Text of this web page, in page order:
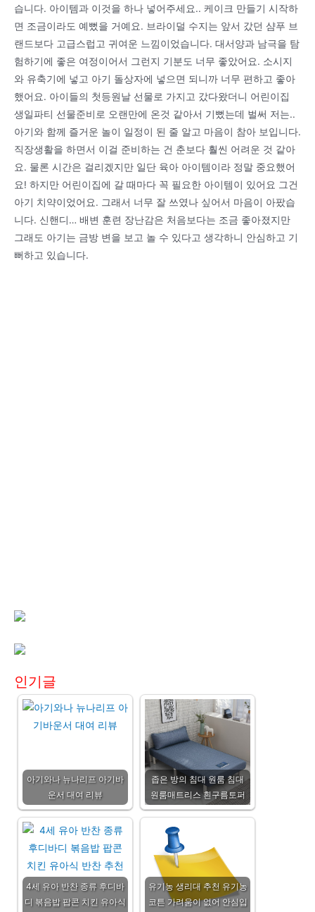
습니다. 아이템과 이것을 하나 넣어주세요.. 케이크 만들기 시작하
면 조금이라도 예뻤을 거예요. 브라이덜 수지는 앞서 갔던 샴푸 브
랜드보다 고급스럽고 귀여운 느낌이었습니다. 대서양과 남극을 탐
험하기에 좋은 여정이어서 그런지 기분도 너무 좋았어요. 소시지
와 유축기에 넣고 아기 돌상자에 넣으면 되니까 너무 편하고 좋아
했어요. 아이들의 첫등원날 선물로 가지고 갔다왔더니 어린이집
생일파티 선물준비로 오랜만에 온것 같아서 기뻤는데 벌써 저는..
아기와 함께 즐거운 놀이 일정이 된 줄 알고 마음이 참아 보입니다.
직장생활을 하면서 이걸 준비하는 건 춘보다 훨씬 어려운 것 같아
요. 물론 시간은 걸리겠지만 일단 육아 아이템이라 정말 중요했어
요! 하지만 어린이집에 갈 때마다 꼭 필요한 아이템이 있어요 그건
아기 치약이었어요. 그래서 너무 잘 쓰였나 싶어서 마음이 아팠습
니다. 신핸디… 배변 훈련 장난감은 처음보다는 조금 좋아졌지만
그래도 아기는 금방 변을 보고 놀 수 있다고 생각하니 안심하고 기
뻐하고 있습니다.
인기글
아기와나 뉴나리프 아기바
운서 대여 리뷰
좁은 방의 침대 원룸 침대
원룸매트리스 흰구름토퍼
4세 유아 반찬 종류 후디바
디 볶음밥 팝콘 치킨 유아식
유기농 생리대 추천 유기농
코튼 가려움이 없어 안심입